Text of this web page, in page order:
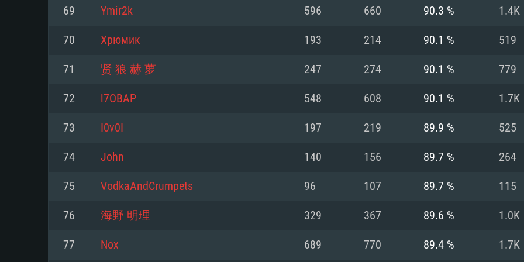
Minimum
Mémoire: 4 GB
Carte graphique supportant DirectX 11: AMD
Radeon 77XX / NVIDIA GeForce GTX 660. La
résolution minimale supportée par le jeu est de
Recommandée
Carte graphique
drivers: Nvidia
570 et plus.
Connection:
Minimum
processeurs Intel Xeon ne sont pas supportés)
Mémoire: 6 GB
Carte graphique: Intel Iris Pro 5200 (Mac), ou
analogue AMD/Nvidia. La résolution minimale
Recommandée
ne sont pas
Mémoire: 8 GB
Carte graphique:
support de Metal
Connection:
Minimum
modernes
Processeur: Dual-Core 2.4 GHz
Mémoire: 4 GB
Carte graphique: NVIDIA 660 avec les derniers
drivers (moins de 6 mois) / de même pour AMD
de 720p)
Recommandée
Carte graphique:
drivers (moins
(Radeon RX
69 Ymir2k 596 660 90.3 % 1.4K
70 Хрюмик 193 214 90.1 % 519
71 贤 狼 赫 萝 247 274 90.1 % 779
72 l7OBAP 548 608 90.1 % 1.7K
73 Ι0v0Ι 197 219 89.9 % 525
74 Јohn 140 156 89.7 % 264
75 VodkaAndCrumpets 96 107 89.7 % 115
76 海野 明理 329 367 89.6 % 1.0K
77 Nох 689 770 89.4 % 1.7K